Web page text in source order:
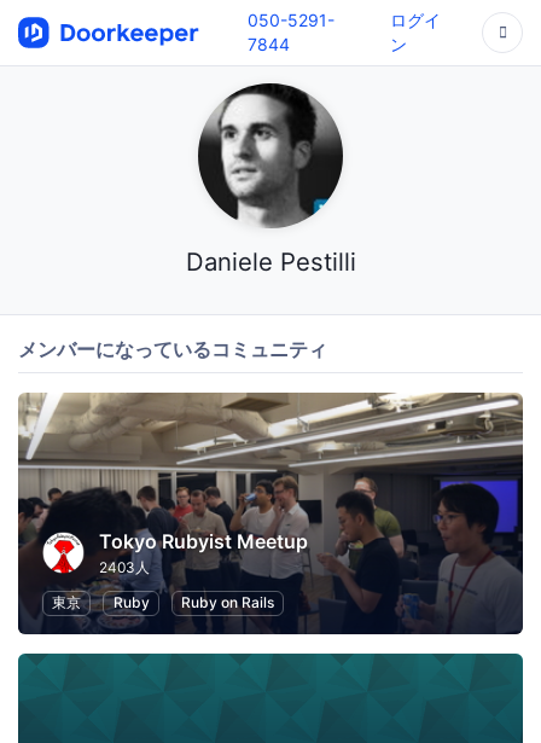
050-5291-
7844
ログイ
ン
Daniele Pestilli
メンバーになっているコミュニティ
Tokyo Rubyist Meetup
2403人
東京
Ruby Ruby on Rails